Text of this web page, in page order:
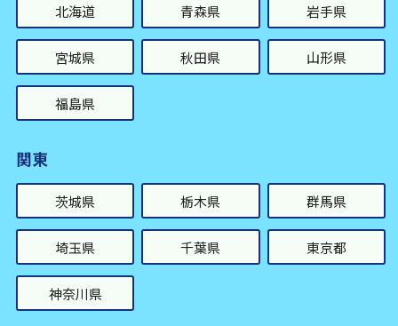
北海道 青森県 岩手県
宮城県 秋田県 山形県
福島県
関東
茨城県 栃木県 群馬県
埼玉県 千葉県 東京都
神奈川県